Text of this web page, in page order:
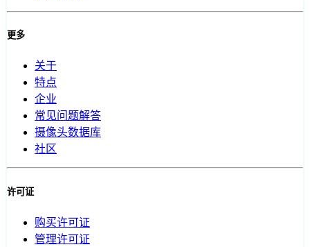
更多
关于
特点
企业
常见问题解答
摄像头数据库
社区
许可证
购买许可证
管理许可证